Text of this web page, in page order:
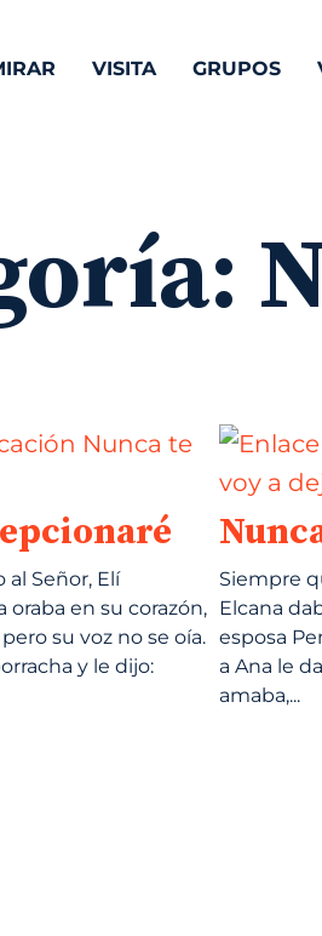
VISITA GRUPOS
al Señor, Elí
oraba en su corazón,
su voz no se oía.
y le dijo:
Siempre
Elcana
esposa
a Ana le
amaba,...